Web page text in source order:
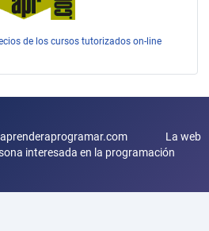
de los cursos tutorizados on-line
La web
interesada en la programación